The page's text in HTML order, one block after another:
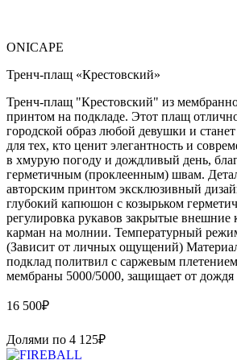
ONICAPE
Тренч-плащ «Крестовский»
Тренч-плащ "Крестовский" из
принтом на подкладе. Этот плащ
городской образ любой девушки и
для тех, кто ценит элегантность и
в хмурую погоду и дождливый день,
герметичным (проклеенным) швам.
авторским принтом эксклюзивный
глубокий капюшон с козырьком
регулировка рукавов закрытые
карман на молнии. Температурный
(Зависит от личных ощущений)
подклад политвил с саржевым
мембраны 5000/5000, защищает от дождя
16 500₽
Долями по 4 125₽